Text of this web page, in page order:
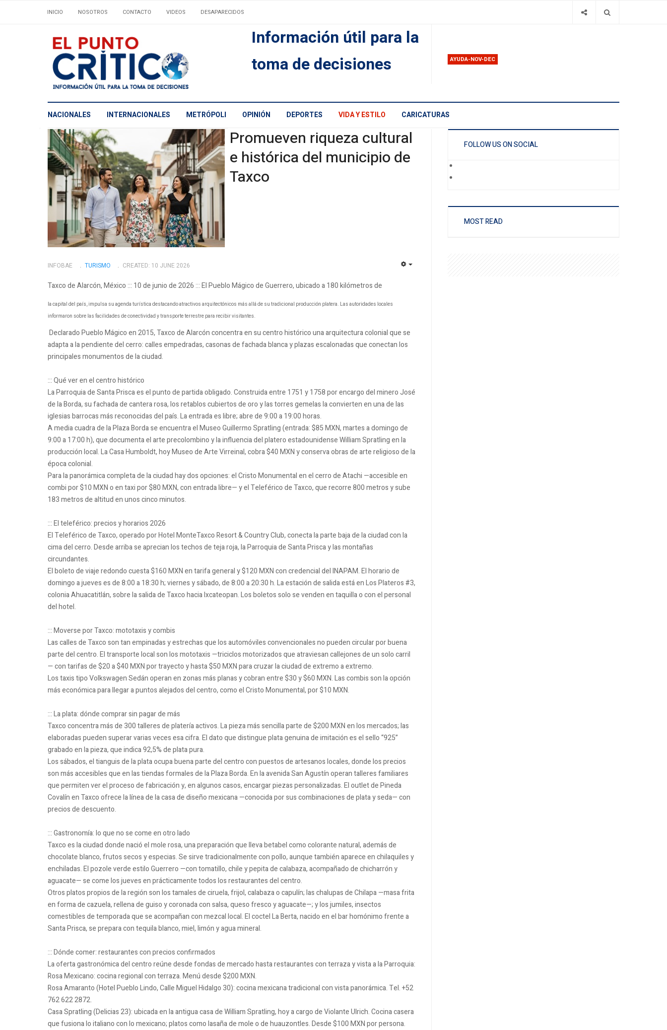
INICIO NOSOTROS CONTACTO VIDEOS DESAPARECIDOS
Información útil para la
toma de decisiones
AYUDA-NOV-DEC
NACIONALES INTERNACIONALES METRÓPOLI OPINIÓN DEPORTES VIDA Y ESTILO CARICATURAS
Promueven riqueza cultural
e histórica del municipio de
Taxco
INFOBAE TURISMO CREATED: 10 JUNE 2026
Taxco de Alarcón, México ::: 10 de junio de 2026 ::: El Pueblo Mágico de Guerrero, ubicado a 180 kilómetros de
la capital del país, impulsa su agenda turística destacando atractivos arquitectónicos más allá de su tradicional producción platera. Las autoridades locales
informaron sobre las facilidades de conectividad y transporte terrestre para recibir visitantes.
Declarado Pueblo Mágico en 2015, Taxco de Alarcón concentra en su centro histórico una arquitectura colonial que se
adapta a la pendiente del cerro: calles empedradas, casonas de fachada blanca y plazas escalonadas que conectan los
principales monumentos de la ciudad.
::: Qué ver en el centro histórico
La Parroquia de Santa Prisca es el punto de partida obligado. Construida entre 1751 y 1758 por encargo del minero José
de la Borda, su fachada de cantera rosa, los retablos cubiertos de oro y las torres gemelas la convierten en una de las
iglesias barrocas más reconocidas del país. La entrada es libre; abre de 9:00 a 19:00 horas.
A media cuadra de la Plaza Borda se encuentra el Museo Guillermo Spratling (entrada: $85 MXN, martes a domingo de
9:00 a 17:00 h), que documenta el arte precolombino y la influencia del platero estadounidense William Spratling en la
producción local. La Casa Humboldt, hoy Museo de Arte Virreinal, cobra $40 MXN y conserva obras de arte religioso de la
época colonial.
Para la panorámica completa de la ciudad hay dos opciones: el Cristo Monumental en el cerro de Atachi —accesible en
combi por $10 MXN o en taxi por $80 MXN, con entrada libre— y el Teleférico de Taxco, que recorre 800 metros y sube
183 metros de altitud en unos cinco minutos.
::: El teleférico: precios y horarios 2026
El Teleférico de Taxco, operado por Hotel MonteTaxco Resort & Country Club, conecta la parte baja de la ciudad con la
cima del cerro. Desde arriba se aprecian los techos de teja roja, la Parroquia de Santa Prisca y las montañas
circundantes.
El boleto de viaje redondo cuesta $160 MXN en tarifa general y $120 MXN con credencial del INAPAM. El horario de
domingo a jueves es de 8:00 a 18:30 h; viernes y sábado, de 8:00 a 20:30 h. La estación de salida está en Los Plateros #3,
colonia Ahuacatitlán, sobre la salida de Taxco hacia Ixcateopan. Los boletos solo se venden en taquilla o con el personal
del hotel.
::: Moverse por Taxco: mototaxis y combis
Las calles de Taxco son tan empinadas y estrechas que los automóviles convencionales no pueden circular por buena
parte del centro. El transporte local son los mototaxis —triciclos motorizados que atraviesan callejones de un solo carril
— con tarifas de $20 a $40 MXN por trayecto y hasta $50 MXN para cruzar la ciudad de extremo a extremo.
Los taxis tipo Volkswagen Sedán operan en zonas más planas y cobran entre $30 y $60 MXN. Las combis son la opción
más económica para llegar a puntos alejados del centro, como el Cristo Monumental, por $10 MXN.
::: La plata: dónde comprar sin pagar de más
Taxco concentra más de 300 talleres de platería activos. La pieza más sencilla parte de $200 MXN en los mercados; las
elaboradas pueden superar varias veces esa cifra. El dato que distingue plata genuina de imitación es el sello “925”
grabado en la pieza, que indica 92,5% de plata pura.
Los sábados, el tianguis de la plata ocupa buena parte del centro con puestos de artesanos locales, donde los precios
son más accesibles que en las tiendas formales de la Plaza Borda. En la avenida San Agustín operan talleres familiares
que permiten ver el proceso de fabricación y, en algunos casos, encargar piezas personalizadas. El outlet de Pineda
Covalín en Taxco ofrece la línea de la casa de diseño mexicana —conocida por sus combinaciones de plata y seda— con
precios de descuento.
::: Gastronomía: lo que no se come en otro lado
Taxco es la ciudad donde nació el mole rosa, una preparación que lleva betabel como colorante natural, además de
chocolate blanco, frutos secos y especias. Se sirve tradicionalmente con pollo, aunque también aparece en chilaquiles y
enchiladas. El pozole verde estilo Guerrero —con tomatillo, chile y pepita de calabaza, acompañado de chicharrón y
aguacate— se come los jueves en prácticamente todos los restaurantes del centro.
Otros platos propios de la región son los tamales de ciruela, frijol, calabaza o capulín; las chalupas de Chilapa —masa frita
en forma de cazuela, rellena de guiso y coronada con salsa, queso fresco y aguacate—; y los jumiles, insectos
comestibles de temporada que se acompañan con mezcal local. El coctel La Berta, nacido en el bar homónimo frente a
Santa Prisca, se prepara con tequila blanco, miel, limón y agua mineral.
::: Dónde comer: restaurantes con precios confirmados
La oferta gastronómica del centro reúne desde fondas de mercado hasta restaurantes con terraza y vista a la Parroquia:
Rosa Mexicano: cocina regional con terraza. Menú desde $200 MXN.
Rosa Amaranto (Hotel Pueblo Lindo, Calle Miguel Hidalgo 30): cocina mexicana tradicional con vista panorámica. Tel. +52
762 622 2872.
Casa Spratling (Delicias 23): ubicada en la antigua casa de William Spratling, hoy a cargo de Violante Ulrich. Cocina casera
que fusiona lo italiano con lo mexicano; platos como lasaña de mole o de huauzontles. Desde $100 MXN por persona.
FOLLOW US ON SOCIAL
MOST READ